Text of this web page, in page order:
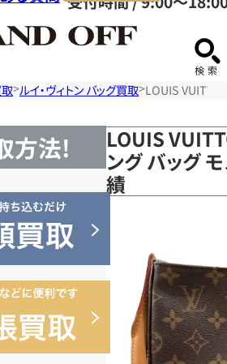
0120604117
サ
取 ルイ・ヴィトン バッグ買取 LOUIS
方法!
LOUIS
ング バッグ
績